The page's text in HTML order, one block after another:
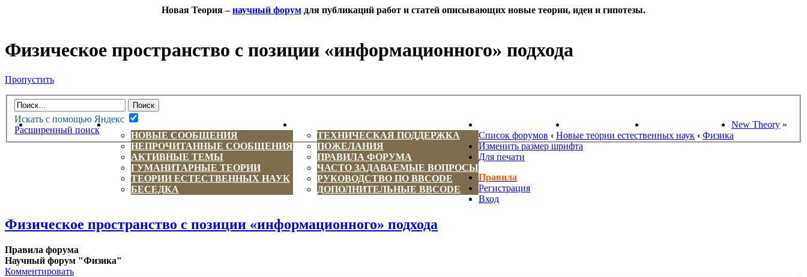
Новая Теория –научный форум для публикаций работ и статей описывающих новые теории, идеи и гипотезы.
Физическое пространство с позиции «информационного» подхода
Пропустить
Искать с помощью Яндекс
Расширенный поиск
НОВАЯ ТЕОРИЯФОРУМ
НОВЫЕ СООБЩЕНИЯ
НЕПРОЧИТАННЫЕ СООБЩЕНИЯ
АКТИВНЫЕ ТЕМЫ
ГУМАНИТАРНЫЕ ТЕОРИИ
ТЕОРИИ ЕСТЕСТВЕННЫХ НАУК
БЕСЕДКА
ТЕХНИЧЕСКАЯ ПОДДЕРЖКА
ПОЖЕЛАНИЯ
ПРАВИЛА ФОРУМА
ЧАСТО ЗАДАВАЕМЫЕ ВОПРОСЫ
РУКОВОДСТВО ПО BBCODE
ДОПОЛНИТЕЛЬНЫЕ BBCODE
НОВОСТИ НАУКИ ПОИСК ТЕОРИЙ СТАРЫЙ ПОРТАЛ New Theory »
Список форумов ‹ Новые теории естественных наук ‹ Физика
Изменить размер шрифта
Для печати
Правила
Регистрация
Вход
Физическое пространство с позиции «информационного» подхода
Правила форума
Научный форум "Физика"
Комментировать